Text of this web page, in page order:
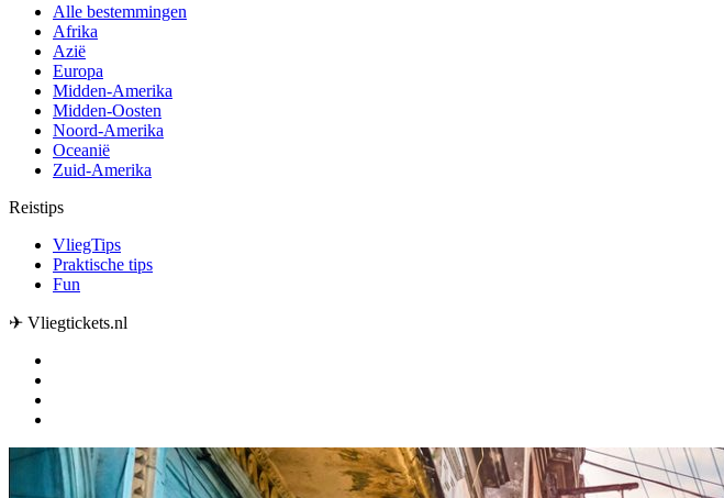
Alle bestemmingen
Afrika
Azië
Europa
Midden-Amerika
Midden-Oosten
Noord-Amerika
Oceanië
Zuid-Amerika
Reistips
VliegTips
Praktische tips
Fun
✈ Vliegtickets.nl